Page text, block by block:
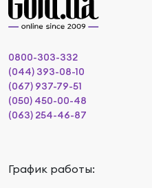
0800-303-332
(044) 393-08-10
(067) 937-79-51
(050) 450-00-48
(063) 254-46-87
График работы: